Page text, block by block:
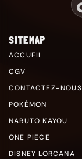
SITEMAP
ACCUEIL
CGV
CONTACTEZ-NOUS
POKÉMON
NARUTO KAYOU
ONE PIECE
DISNEY LORCANA